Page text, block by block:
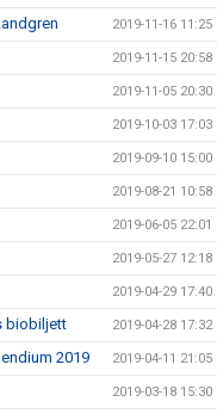
2019-11-16 11:25
2019-11-15 20:58
2019-11-05 20:30
2019-10-03 17:03
2019-09-10 15:00
2019-08-21 10:58
2019-06-05 22:01
2019-05-27 12:18
2019-04-29 17:40
biobiljett 2019-04-28 17:32
2019 2019-04-11 21:05
2019-03-18 15:30